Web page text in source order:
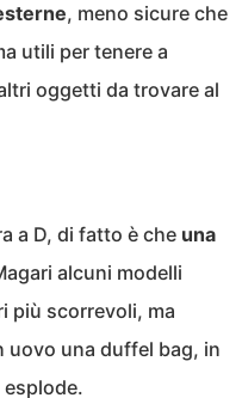
, meno sicure che
utili per tenere a
oggetti da trovare al
a D, di fatto è che una
alcuni modelli
più scorrevoli, ma
uovo una duffel bag, in